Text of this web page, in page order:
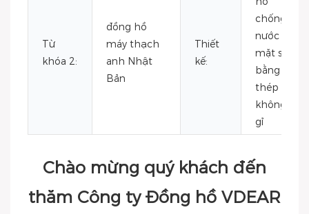
Từ
khóa 2:
đồng hồ
máy thạch
anh Nhật
Bản
Thiết
kế:
chống
nước
mặt sau
bằng
thép
không
gỉ
Chào mừng quý khách đến
thăm Công ty Đồng hồ VDEAR